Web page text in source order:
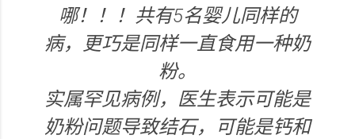
哪！！！共有5名婴儿同样的
病，更巧是同样一直食用一种奶
粉。
实属罕见病例，医生表示可能是
奶粉问题导致结石，可能是钙和